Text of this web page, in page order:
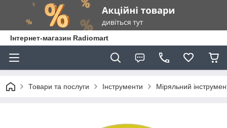
Інтернет-магазин Radiomart
Товари та послуги Інструменти Міряльний